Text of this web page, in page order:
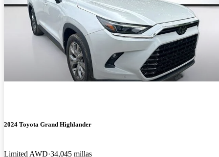
2024 Toyota Grand Highlander
Limited AWD 34,045 millas